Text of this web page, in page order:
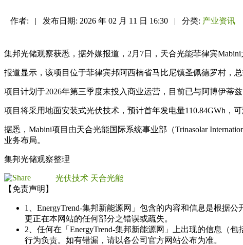
作者: | 发布日期: 2026 年 02 月 11 日 16:30 | 分类: 产业资讯
集邦光储观察获悉，据外媒报道，2月7日，天合光能菲律宾
报道显示，该项目位于菲律宾邦阿西楠省马比尼镇圣佩德罗村，
项目计划于2026年第三季度末投入商业运营，目前已与阿博伊蒂
项目将采用地面安装式光伏技术，预计首年发电量110.84GWh，
据悉，Mabini项目由天合光能国际系统事业部（Trinasolar
业务布局。
集邦光储观察整理
光伏技术 天合光能
【免责声明】
1、EnergyTrend-集邦新能源网」包含的内容和信息是根据
更正在本网站的任何部分之错误或疏失。
2、任何在「EnergyTrend-集邦新能源网」上出现的信息（
行为负责。如有错漏，请以各公司官方网站公布为准。